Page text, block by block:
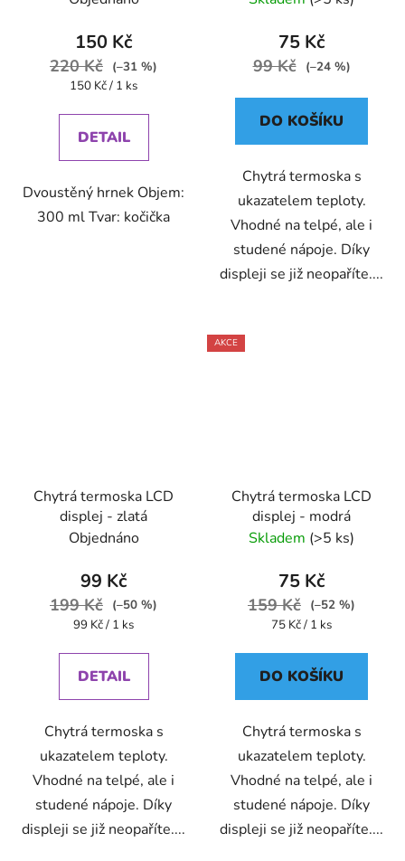
150 Kč
220 Kč
(–31 %)
Měrná
150 Kč / 1 ks
DETAIL
Dvoustěný hrnek Objem:
300 ml Tvar: kočička
75 Kč
99 Kč (–24 %)
DO KOŠÍKU
Chytrá termoska s
ukazatelem teploty.
Vhodné na telpé, ale i
studené nápoje. Díky
displeji se již neopaříte....
Chytrá termoska LCD
displej - zlatá
Objednáno
99 Kč
199 Kč
(–50 %)
Měrná
99 Kč / 1 ks
DETAIL
Chytrá termoska s
ukazatelem teploty.
Vhodné na telpé, ale i
studené nápoje. Díky
displeji se již neopaříte....
AKCE
Chytrá termoska LCD
displej - modrá
Skladem (>5 ks)
75 Kč
159 Kč
(–52 %)
Měrná
75 Kč / 1 ks
DO KOŠÍKU
Chytrá termoska s
ukazatelem teploty.
Vhodné na telpé, ale i
studené nápoje. Díky
displeji se již neopaříte....